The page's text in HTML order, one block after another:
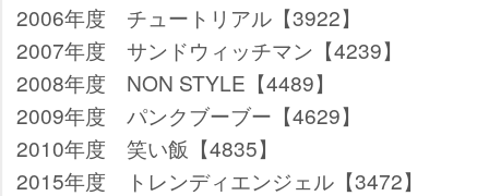
2006年度 チュートリアル【3922】
2007年度 サンドウィッチマン【4239】
2008年度 NON STYLE【4489】
2009年度 パンクブーブー【4629】
2010年度 笑い飯【4835】
2015年度 トレンディエンジェル【3472】